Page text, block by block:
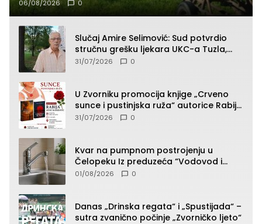
06/08/2026 0
Slučaj Amire Selimović: Sud potvrdio
stručnu grešku ljekara UKC-a Tuzla,
presudan dokaz ostala obdukcija
31/07/2026 0
U Zvorniku promocija knjige „Crveno
sunce i pustinjska ruža“ autorice Rabije
Avdić-Hamidović
31/07/2026 0
Kvar na pumpnom postrojenju u
Čelopeku Iz preduzeća “Vodovod i
komunalije”
01/08/2026 0
Danas „Drinska regata“ i „Spustijada“ –
sutra zvanično počinje „Zvorničko ljeto“